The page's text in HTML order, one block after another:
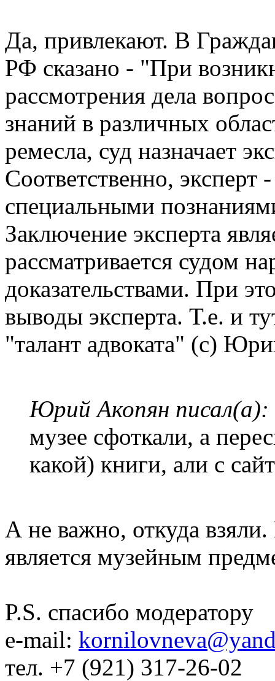
Да, привлекают. В
РФ сказано - "При
рассмотрения дела
знаний в различных
ремесла, суд назначает
Соответственно,
специальными
Заключение эксперта
рассматривается судом
доказательствами. При
выводы эксперта. Т.е. и
"талант адвоката" (с)
Юрий Акопян писал(а):
музее сфоткали, а
какой) книги, али с
А не важно, откуда взяли.
является музейным
P.S. спасибо модератору
e-mail:
тел. +7 (921) 317-26-02